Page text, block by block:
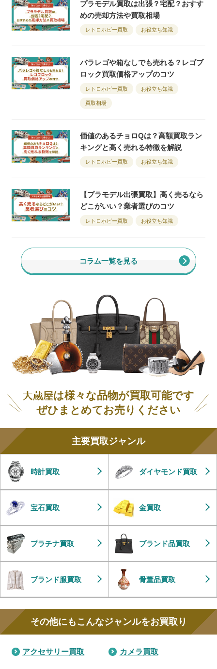
プラモデル買取は出張？宅配？おすす
めの売却方法や買取相場
レトロホビー買取 お役立ち知識
バラレゴや箱なしでも売れる？レゴブ
ロック買取価格アップのコツ
レトロホビー買取 お役立ち知識
買取相場
価値のあるチョロQは？高額買取ラン
キングと高く売れる特徴を解説
レトロホビー買取 お役立ち知識
【プラモデル出張買取】高く売るなら
どこがいい？業者選びのコツ
レトロホビー買取 お役立ち知識
コラム一覧を見る
は様々な品物が買取可能です
ぜひまとめてお売りください
主要買取ジャンル
時計買取 ダイヤモンド買取
宝石買取 金買取
プラチナ買取 ブランド品買取
ブランド服買取 骨董品買取
その他にもこんなジャンルをお買取り
アクセサリー買取 カメラ買取